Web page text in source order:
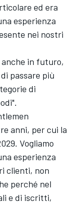
ed era
esperienza
nei nostri
in futuro,
passare più
di
anni, per cui la
Vogliamo
esperienza
clienti, non
perché nel
e di iscritti,